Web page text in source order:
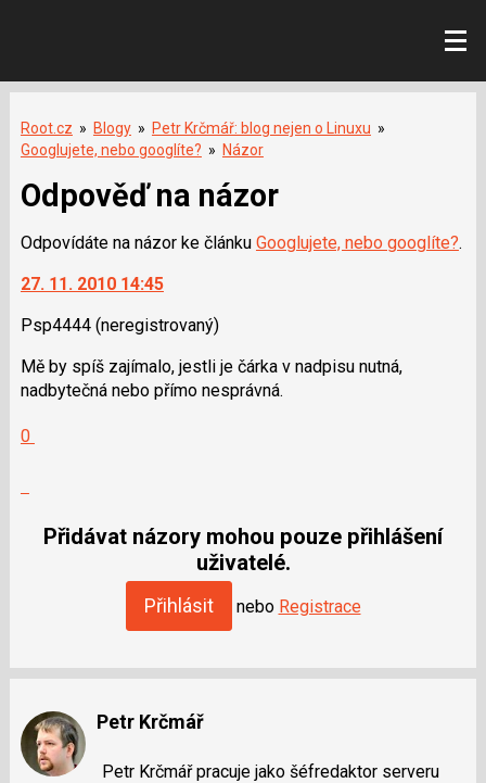
Root.cz » Blogy » Petr Krčmář: blog nejen o Linuxu »
Googlujete, nebo googlíte? » Názor
Odpověď na názor
Odpovídáte na názor ke článku Googlujete, nebo googlíte?.
27. 11. 2010 14:45
Psp4444 (neregistrovaný)
Mě by spíš zajímalo, jestli je čárka v nadpisu nutná,
nadbytečná nebo přímo nesprávná.
0
jako
Přidávat názory mohou pouze přihlášení
uživatelé.
Přihlásit nebo Registrace
Petr Krčmář
Petr Krčmář pracuje jako šéfredaktor serveru